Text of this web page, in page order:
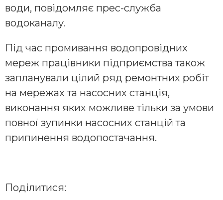
води, повідомляє прес-служба
водоканалу.
Під час промивання водопровідних
мереж працівники підприємства також
запланували цілий ряд ремонтних робіт
на мережах та насосних станція,
виконання яких можливе тільки за умови
повної зупинки насосних станцій та
припинення водопостачання.
Поділитися: